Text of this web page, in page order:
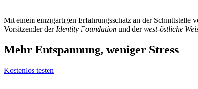
Mit einem einzigartigen Erfahrungsschatz an der
Vorsitzender der Identity Foundation und derwest-östliche
Mehr Entspannung, weniger Stress
Kostenlos testen